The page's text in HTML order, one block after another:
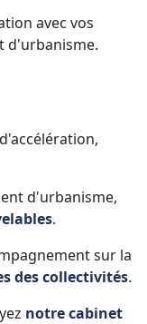
avec vos
d'urbanisme.
d'urbanisme,
.
sur la
des collectivités.
notre cabinet